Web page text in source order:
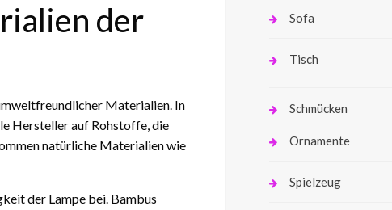
der
Materialien. In
Hersteller auf Rohstoffe, die
natürliche Materialien wie
der Lampe bei. Bambus
Sofa
Tisch
Schmücken
Ornamente
Spielzeug